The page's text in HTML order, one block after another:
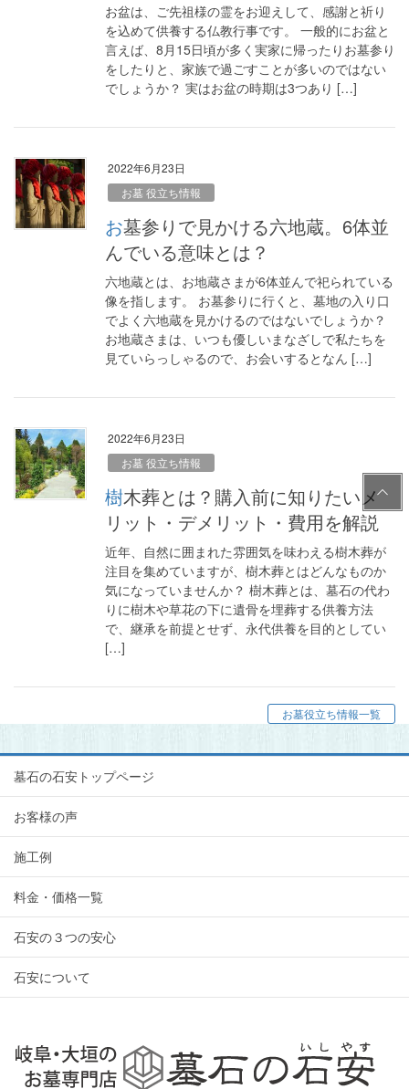
お盆は、ご先祖様の霊をお迎えして、感謝と祈り
を込めて供養する仏教行事です。 一般的にお盆と
言えば、8月15日頃が多く実家に帰ったりお墓参り
をしたりと、家族で過ごすことが多いのではない
でしょうか？ 実はお盆の時期は3つあり […]
2022年6月23日
お墓 役立ち情報
お墓参りで見かける六地蔵。6体並
んでいる意味とは？
六地蔵とは、お地蔵さまが6体並んで祀られている
像を指します。 お墓参りに行くと、墓地の入り口
でよく六地蔵を見かけるのではないでしょうか？
お地蔵さまは、いつも優しいまなざしで私たちを
見ていらっしゃるので、お会いするとなん […]
2022年6月23日
お墓 役立ち情報
樹木葬とは？購入前に知りたいメ
リット・デメリット・費用を解説
近年、自然に囲まれた雰囲気を味わえる樹木葬が
注目を集めていますが、樹木葬とはどんなものか
気になっていませんか？ 樹木葬とは、墓石の代わ
りに樹木や草花の下に遺骨を埋葬する供養方法
で、継承を前提とせず、永代供養を目的としてい
[…]
お墓役立ち情報一覧
墓石の石安トップページ
お客様の声
施工例
料金・価格一覧
石安の３つの安心
石安について
PAG
E
TOP